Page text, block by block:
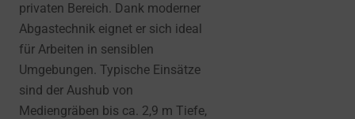
privaten Bereich. Dank moderner
Abgastechnik eignet er sich ideal
für Arbeiten in sensiblen
Umgebungen. Typische Einsätze
sind der Aushub von
Mediengräben bis ca. 2,9 m Tiefe,